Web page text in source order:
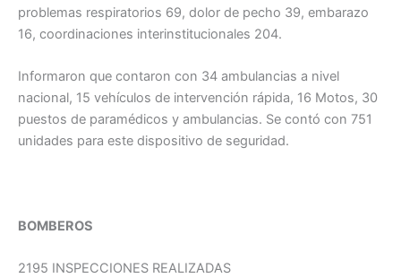
problemas respiratorios 69, dolor de pecho 39, embarazo
16, coordinaciones interinstitucionales 204.
Informaron que contaron con 34 ambulancias a nivel
nacional, 15 vehículos de intervención rápida, 16 Motos, 30
puestos de paramédicos y ambulancias. Se contó con 751
unidades para este dispositivo de seguridad.
BOMBEROS
2195 INSPECCIONES REALIZADAS